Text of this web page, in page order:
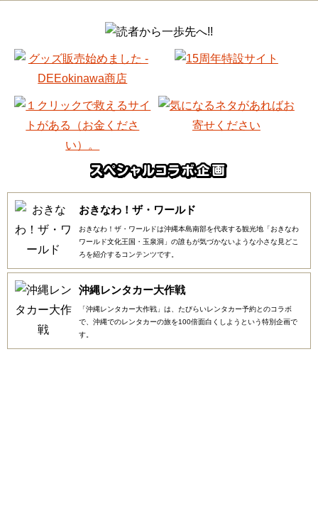
おきなわ！ザ・ワールド
おきなわ！ザ・ワールドは沖縄本島南部を代表する観光地「おきなわ
ワールド文化王国・玉泉洞」の誰もが気づかないような小さな見どこ
ろを紹介するコンテンツです。
沖縄レンタカー大作戦
「沖縄レンタカー大作戦」は、たびらいレンタカー予約とのコラボ
で、沖縄でのレンタカーの旅を100倍面白くしようという特別企画で
す。